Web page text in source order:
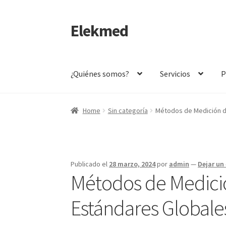
Saltar
a
Ir
al
Elekmed
¿Quiénes somos? Servicios
Inicio ¿Por Qué Elegir a Elekmed México?
¿Qué es un multímetro y cuál es su función
Amperímetro con certificado de calibración
Calibración de Medidores de Resistencia –
Home Sin categoría Métodos de Medición
Publicado el 28 marzo, 2024por admin — Dejar
Métodos de
Estándares